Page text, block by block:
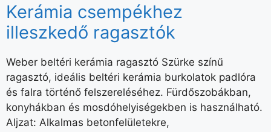
Kerámia csempékhez
illeszkedő ragasztók
Weber beltéri kerámia ragasztó Szürke színű
ragasztó, ideális beltéri kerámia burkolatok padlóra
és falra történő felszereléséhez. Fürdőszobákban,
konyhákban és mosdóhelyiségekben is használható.
Aljzat: Alkalmas betonfelületekre,